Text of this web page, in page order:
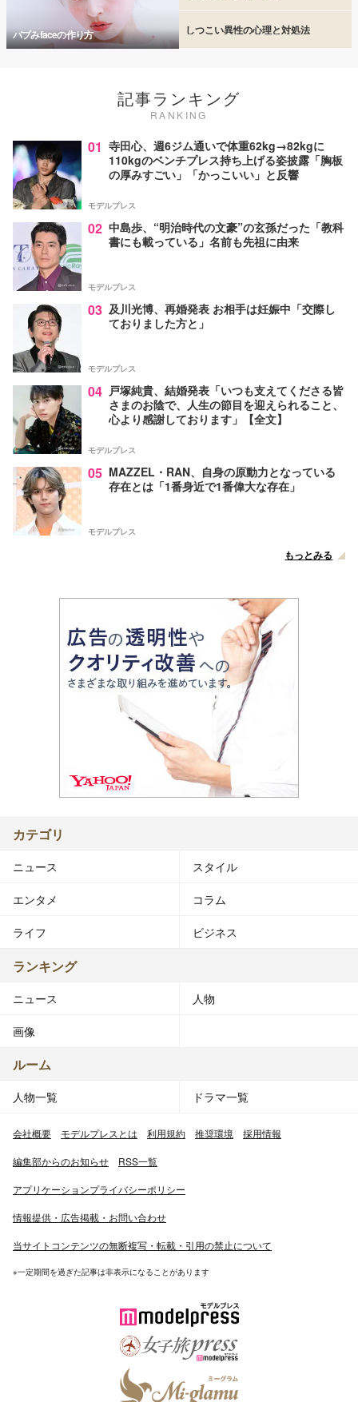
バブみfaceの作り方 しつこい異性の心理と対処法
記事ランキング
RANKING
01 寺田心、週6ジム通いで体重62kg→82kgに
110kgのベンチプレス持ち上げる姿披露「胸板
の厚みすごい」「かっこいい」と反響
モデルプレス
02 中島歩、“明治時代の文豪”の玄孫だった「教科
書にも載っている」名前も先祖に由来
モデルプレス
03 及川光博、再婚発表 お相手は妊娠中「交際し
ておりました方と」
モデルプレス
04 戸塚純貴、結婚発表「いつも支えてくださる皆
さまのお陰で、人生の節目を迎えられること、
心より感謝しております」【全文】
モデルプレス
05 MAZZEL・RAN、自身の原動力となっている
存在とは「1番身近で1番偉大な存在」
モデルプレス
もっとみる
カテゴリ
ニュース スタイル
エンタメ コラム
ライフ ビジネス
ランキング
ニュース 人物
画像
ルーム
人物一覧 ドラマ一覧
会社概要 モデルプレスとは 利用規約 推奨環境 採用情報
編集部からのお知らせ RSS一覧
アプリケーションプライバシーポリシー
情報提供・広告掲載・お問い合わせ
当サイトコンテンツの無断複写・転載・引用の禁止について
※一定期間を過ぎた記事は非表示になることがあります